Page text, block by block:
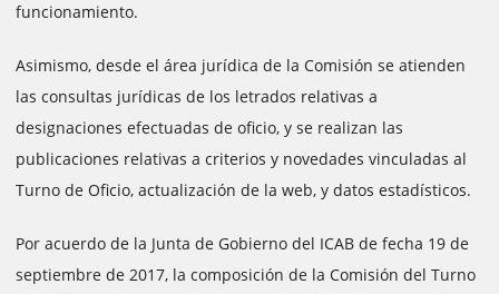
funcionamiento.
Asimismo, desde el área jurídica de la Comisión se atienden
las consultas jurídicas de los letrados relativas a
designaciones efectuadas de oficio, y se realizan las
publicaciones relativas a criterios y novedades vinculadas al
Turno de Oficio, actualización de la web, y datos estadísticos.
Por acuerdo de la Junta de Gobierno del ICAB de fecha 19 de
septiembre de 2017, la composición de la Comisión del Turno